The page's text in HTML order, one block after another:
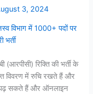
3, 2024
विभाग में 1000+ पदों पर
भर्ती
रिक्ति की भर्ती के
विवरण में रुचि रखते हैं और
पढ़ सकते हैं और ऑनलाइन